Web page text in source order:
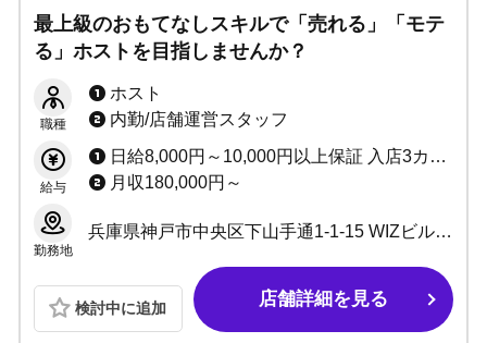
最上級のおもてなしスキルで「売れる」「モテ
る」ホストを目指しませんか？
職種
ホスト
内勤/店舗運営スタッフ
給与
日給8,000円～10,000円以上保証 入店3カ月月給200,000円以上支給 入店1カ月小計100%バック 歩合50%～70% ◆賞金あり ◆歩合あり ◆保証給UPあり
月収180,000円～
勤務地
兵庫県神戸市中央区下山手通1-1-15 WIZビル 2F
検討中に追加 店舗詳細を見る